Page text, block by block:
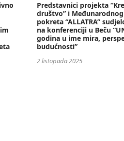
Predstavnici projekta
društvo” i
pokreta “ALLATRA”
na konferenciji u Beču
godina u ime mira,
budućnosti”
2 listopada 2025